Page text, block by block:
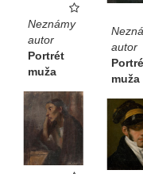
Neznámy
autor
Portrét
muža
autor
muža